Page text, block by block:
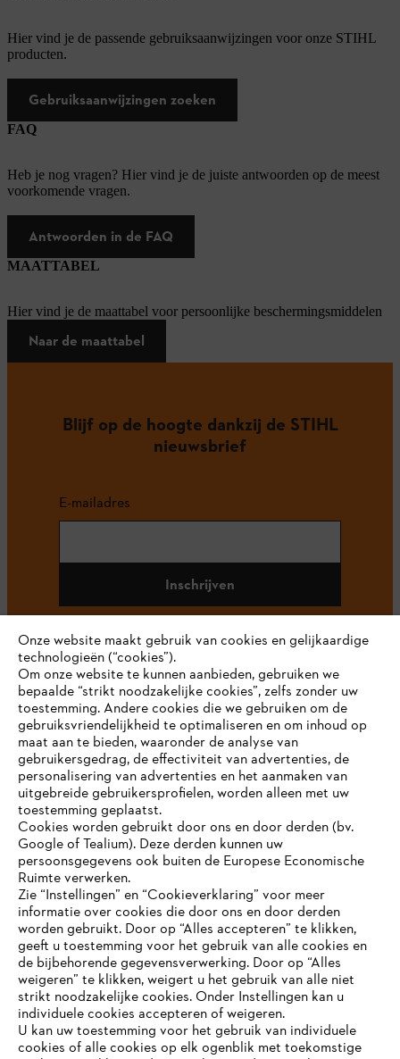
Hier vind je de passende gebruiksaanwijzingen voor onze STIHL
producten.
Gebruiksaanwijzingen zoeken
FAQ
Heb je nog vragen? Hier vind je de juiste antwoorden op de meest
voorkomende vragen.
Antwoorden in de FAQ
MAATTABEL
Hier vind je de maattabel voor persoonlijke beschermingsmiddelen
Naar de maattabel
Blijf op de hoogte dankzij de STIHL
nieuwsbrief
E-mailadres
Inschrijven
#STIHL
Bedrijf
STIHL FAQ
Contact
JE BROWSER WORDT NIET
ONDERSTEUND
Je gebruikt een browser die we nog niet ondersteunen. Om
onze website optimaal te kunnen gebruiken, raden we aan dat
je overschakelt op één van de volgende browsers:
Onze website maakt gebruik van cookies en gelijkaardige
technologieën (“cookies”).
Om onze website te kunnen aanbieden, gebruiken we
bepaalde “strikt noodzakelijke cookies”, zelfs zonder uw
toestemming. Andere cookies die we gebruiken om de
gebruiksvriendelijkheid te optimaliseren en om inhoud op
maat aan te bieden, waaronder de analyse van
gebruikersgedrag, de effectiviteit van advertenties, de
personalisering van advertenties en het aanmaken van
uitgebreide gebruikersprofielen, worden alleen met uw
toestemming geplaatst.
Cookies worden gebruikt door ons en door derden (bv.
Google of Tealium). Deze derden kunnen uw
persoonsgegevens ook buiten de Europese Economische
Ruimte verwerken.
Zie “Instellingen” en “Cookieverklaring” voor meer
informatie over cookies die door ons en door derden
worden gebruikt. Door op “Alles accepteren” te klikken,
geeft u toestemming voor het gebruik van alle cookies en
de bijbehorende gegevensverwerking. Door op “Alles
weigeren” te klikken, weigert u het gebruik van alle niet
strikt noodzakelijke cookies. Onder Instellingen kan u
individuele cookies accepteren of weigeren.
U kan uw toestemming voor het gebruik van individuele
cookies of alle cookies op elk ogenblik met toekomstige